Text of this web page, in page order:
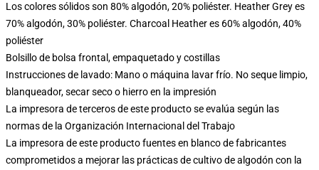
Los colores sólidos son 80% algodón, 20% poliéster. Heather Grey es
70% algodón, 30% poliéster. Charcoal Heather es 60% algodón, 40%
poliéster
Bolsillo de bolsa frontal, empaquetado y costillas
Instrucciones de lavado: Mano o máquina lavar frío. No seque limpio,
blanqueador, secar seco o hierro en la impresión
La impresora de terceros de este producto se evalúa según las
normas de la Organización Internacional del Trabajo
La impresora de este producto fuentes en blanco de fabricantes
comprometidos a mejorar las prácticas de cultivo de algodón con la